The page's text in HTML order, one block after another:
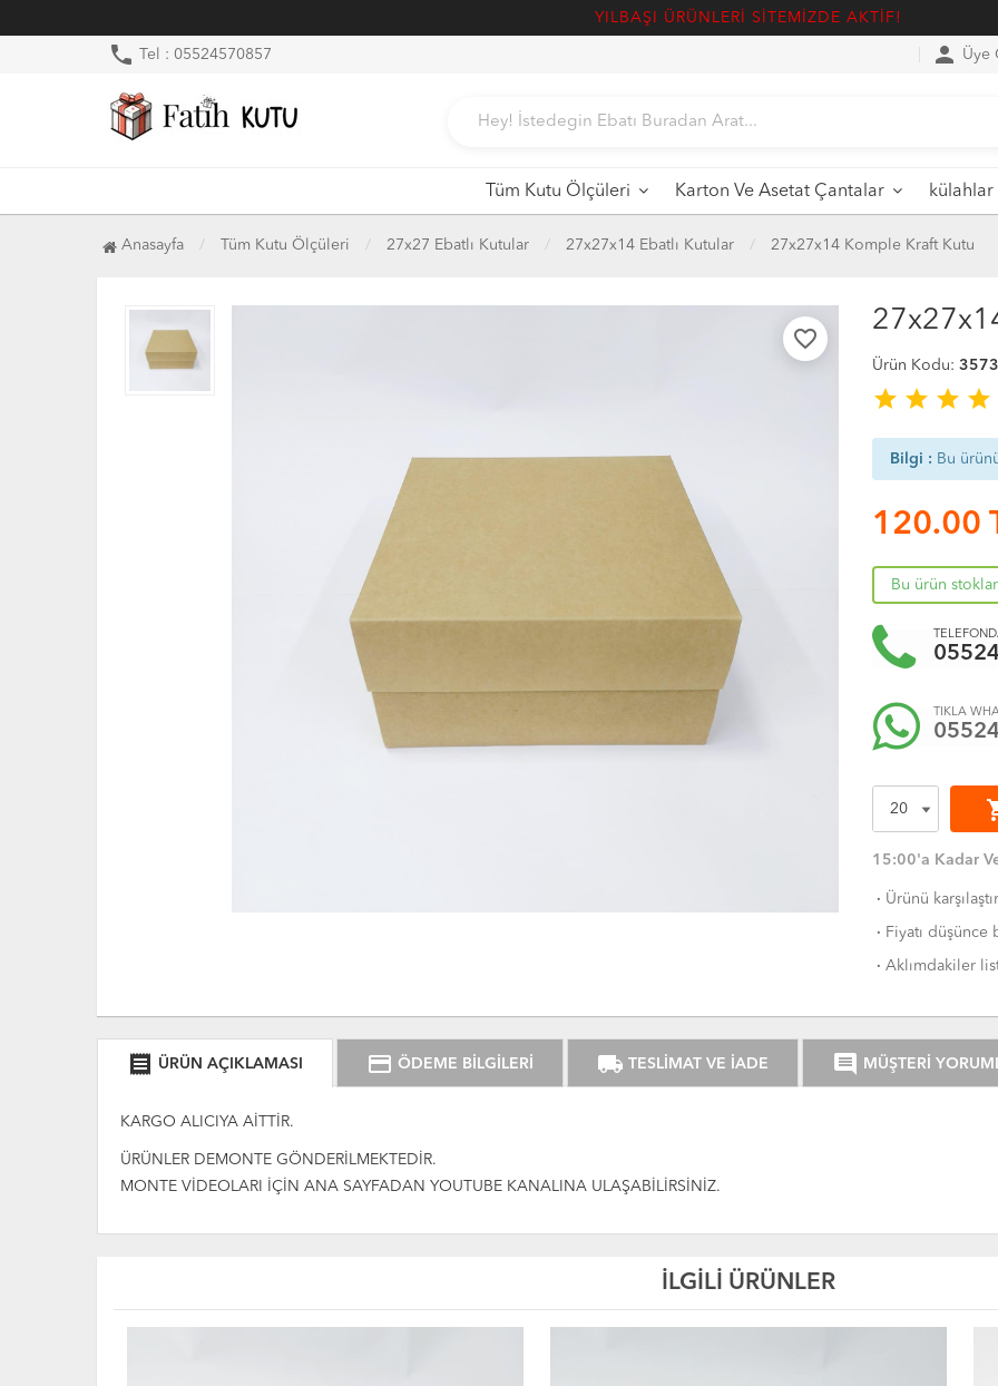
YILBAŞI ÜRÜNLERİ SİTEMİZDE AKTİF!
phone Tel : 05524570857 person Üye
Tüm Kutu Ölçüleri Karton Ve Asetat Çantalar külahlar
Anasayfa Tüm Kutu Ölçüleri 27x27 Ebatlı Kutular 27x27x14 Ebatlı Kutular 27x27x14 Komple Kraft Kutu
favorite_border
Ürün Kodu: 3573
star star star star
Bilgi : Bu
120.00
Bu ürün
TIKLA
15:00'a Kadar
· Ürünü
· Fiyatı düşünce
· Aklımdakiler
receipt ÜRÜN AÇIKLAMASI credit_card ÖDEME BİLGİLERİ local_shipping TESLİMAT VE İADE comment MÜŞTERİ
KARGO ALICIYA AİTTİR.
ÜRÜNLER DEMONTE GÖNDERİLMEKTEDİR.
MONTE VİDEOLARI İÇİN ANA SAYFADAN YOUTUBE KANALINA ULAŞABİLİRSİNİZ.
İLGİLİ ÜRÜNLER